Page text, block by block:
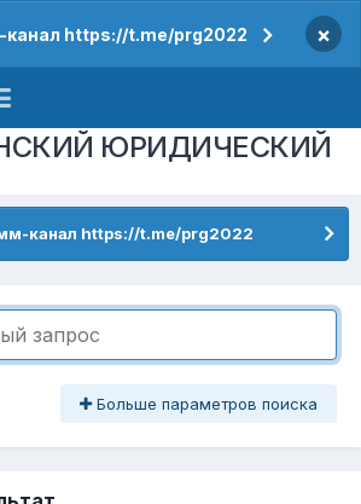
https://t.me/prg2022 ×
ЮРИДИЧЕСКИЙ
канал https://t.me/prg2022
Больше параметров поиска